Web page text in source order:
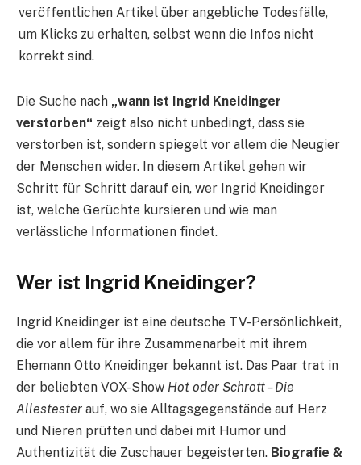
veröffentlichen Artikel über angebliche Todesfälle,
um Klicks zu erhalten, selbst wenn die Infos nicht
korrekt sind.
Die Suche nach „wann ist Ingrid Kneidinger
verstorben“ zeigt also nicht unbedingt, dass sie
verstorben ist, sondern spiegelt vor allem die Neugier
der Menschen wider. In diesem Artikel gehen wir
Schritt für Schritt darauf ein, wer Ingrid Kneidinger
ist, welche Gerüchte kursieren und wie man
verlässliche Informationen findet.
Wer ist Ingrid Kneidinger?
Ingrid Kneidinger ist eine deutsche TV-Persönlichkeit,
die vor allem für ihre Zusammenarbeit mit ihrem
Ehemann Otto Kneidinger bekannt ist. Das Paar trat in
der beliebten VOX-Show Hot oder Schrott – Die
Allestester auf, wo sie Alltagsgegenstände auf Herz
und Nieren prüften und dabei mit Humor und
Authentizität die Zuschauer begeisterten. Biografie &